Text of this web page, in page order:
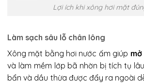
Lợi ích khi xông hơi mặt
Làm sạch sâu lỗ chân lông
Xông mặt bằng hơi nước ấm giúp
và làm mềm lớp bã nhờn bị tích tụ
bẩn và dầu thừa được đẩy ra ngoài